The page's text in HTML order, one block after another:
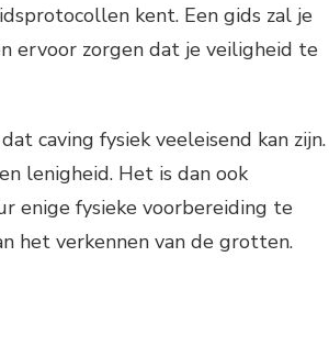
kent. Een gids zal je
ervoor zorgen dat je veiligheid te
caving fysiek veeleisend kan zijn.
lenigheid. Het is dan ook
enige fysieke voorbereiding te
het verkennen van de grotten.